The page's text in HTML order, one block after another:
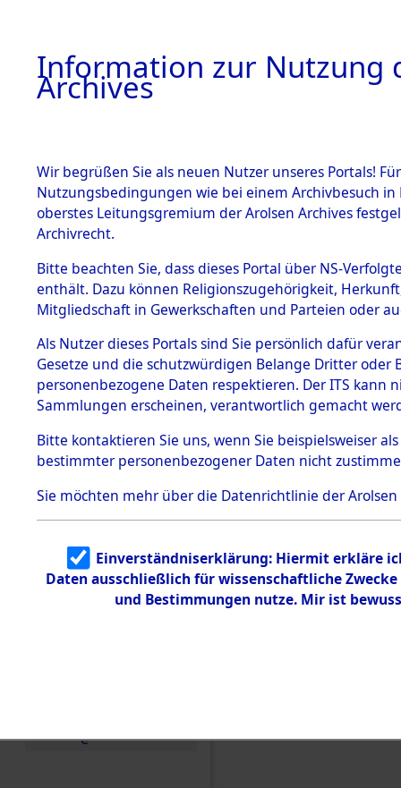
BESTÄNDE
1.
mente
5. Verschiedenes
5.3
Todesmärsche
5.3.1 Alliierte
Erhebungen
zu
Todesmärsch
en
5.3.2
Identifizierun
g
5.3.3
Todesmärsch
e
Information zur Nutzung
Archives
Wir begrüßen Sie als neuen Nutzer unseres Portals!
Nutzungsbedingungen wie bei einem Archivbesuch
oberstes Leitungsgremium der Arolsen Archives
Archivrecht.
Bitte beachten Sie, dass dieses Portal über NS-
enthält. Dazu können Religionszugehörigkeit,
Mitgliedschaft in Gewerkschaften und Parteien oder
Als Nutzer dieses Portals sind Sie persönlich dafür
Gesetze und die schutzwürdigen Belange Dritter
personenbezogene Daten respektieren. Der ITS
Sammlungen erscheinen, verantwortlich gemacht
Bitte kontaktieren Sie uns, wenn Sie beispielsweiser
bestimmter personenbezogener Daten nicht
Sie möchten mehr über die Datenrichtlinie der Arolsen
Einverständniserklärung: Hiermit erkläre
Daten ausschließlich für wissenschaftliche
und Bestimmungen nutze. Mir ist